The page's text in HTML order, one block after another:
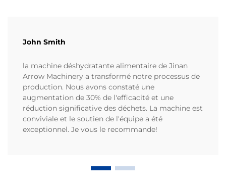
John Smith
la machine déshydratante alimentaire de Jinan
Arrow Machinery a transformé notre processus de
production. Nous avons constaté une
augmentation de 30% de l'efficacité et une
réduction significative des déchets. La machine est
conviviale et le soutien de l'équipe a été
exceptionnel. Je vous le recommande!